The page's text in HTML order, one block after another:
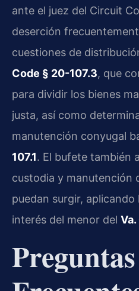
ante el juez del Circuit
deserción
cuestiones de
Code § 20-107.3, que
para dividir los bienes
justa, así como
manutención conyugal
107.1. El bufete también
custodia y manutención
puedan surgir,
interés del menor del
Preguntas